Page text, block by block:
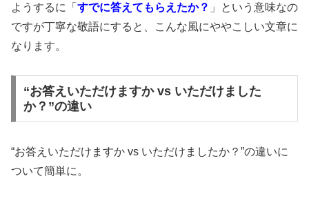
ようするに「 すでに答えてもらえたか？ 」という意味なの
ですが丁寧な敬語にすると、こんな風にややこしい文章に
なります。
“お答えいただけますか vs いただけました
か？”の違い
“お答えいただけますか vs いただけましたか？”の違いに
ついて簡単に。